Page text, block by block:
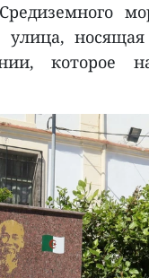
которое